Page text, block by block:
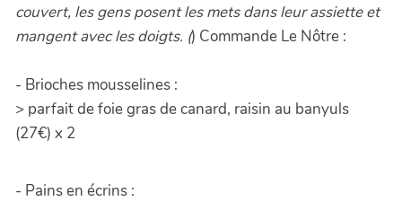
couvert, les gens posent les mets dans leur assiette et
mangent avec les doigts. () Commande Le Nôtre :
- Brioches mousselines :
> parfait de foie gras de canard, raisin au banyuls
(27€) x 2
- Pains en écrins :